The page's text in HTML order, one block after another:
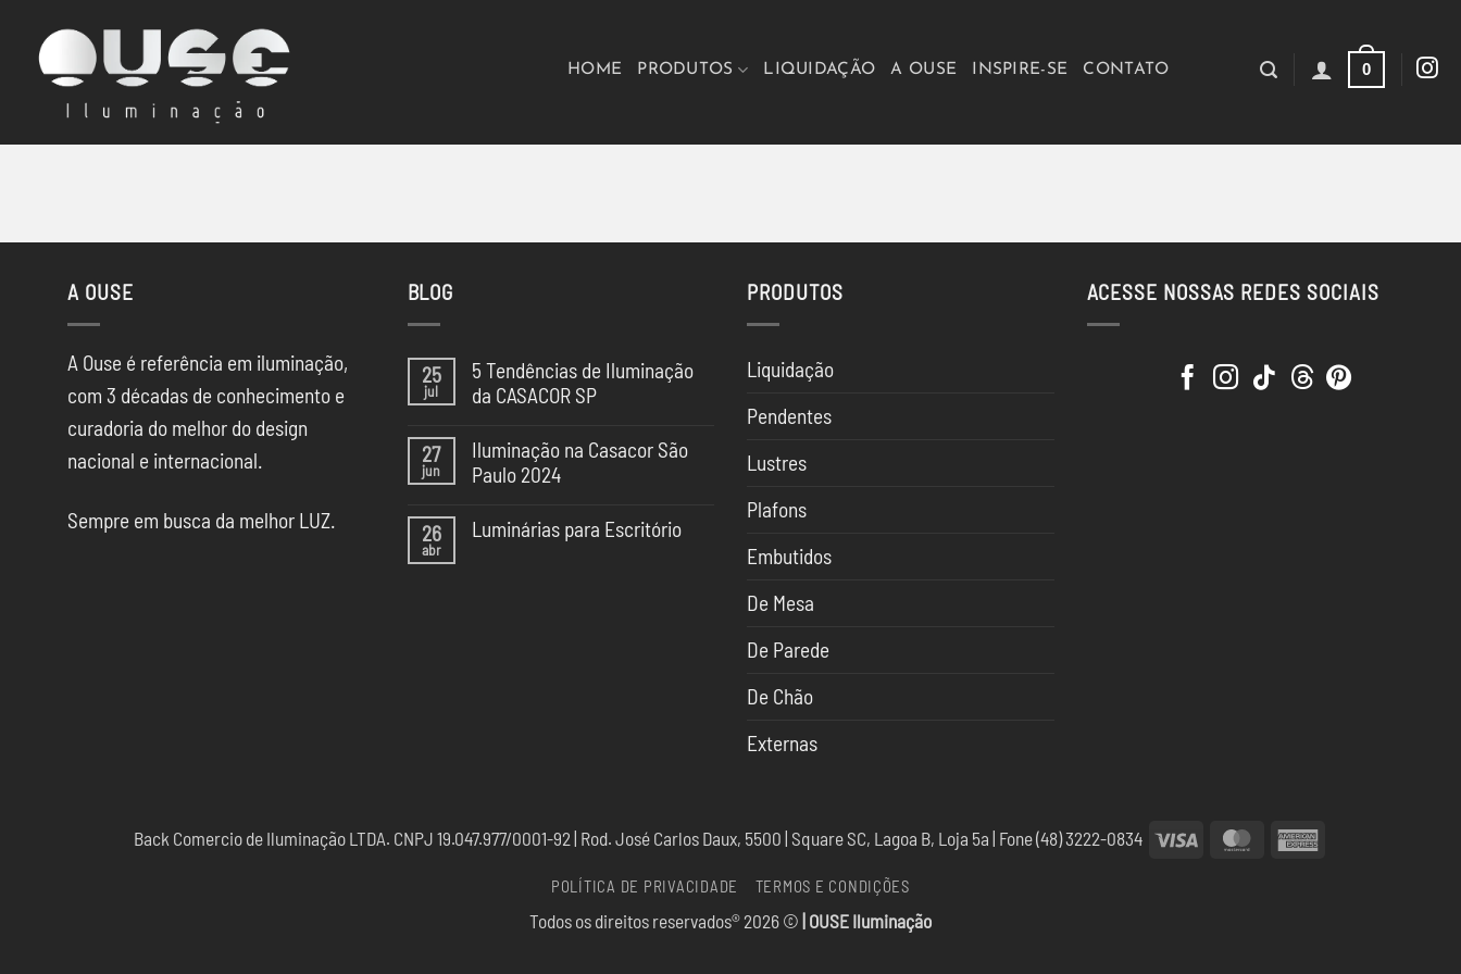
content
HOME PRODUTOS LIQUIDAÇÃO A OUSE INSPIRE-SE CONTATO 0
A OUSE
A Ouse é referência em iluminação,
com 3 décadas de conhecimento e
curadoria do melhor do design
nacional e internacional.
Sempre em busca da melhor LUZ.
BLOG
25
jul
5 Tendências de Iluminação
da CASACOR SP
comentário
em
5
Iluminação
da
27
jun
Iluminação na Casacor São
Paulo 2024
comentário
em
26
abr
Luminárias para Escritório
PRODUTOS
Liquidação
Pendentes
Lustres
Plafons
Embutidos
De Mesa
De Parede
De Chão
Externas
ACESSE NOSSAS REDES SOCIAIS
Back Comercio de Iluminação LTDA. CNPJ 19.047.977/0001-92 | Rod. José Carlos Daux, 5500 | Square SC, Lagoa B, Loja 5a | Fone (48) 3222-0834 Visa MasterCardAmerican
POLÍTICA DE PRIVACIDADE TERMOS E CONDIÇÕES
Todos os direitos reservados® 2026 © | OUSE Iluminação